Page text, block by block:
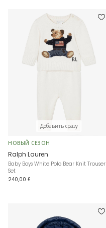
Добавить сразу
НОВЫЙ СЕЗОН
Ralph Lauren
Baby Boys White Polo Bear Knit Trouser
Set
240,00 £